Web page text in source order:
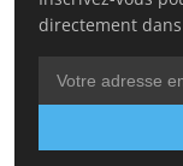
directement